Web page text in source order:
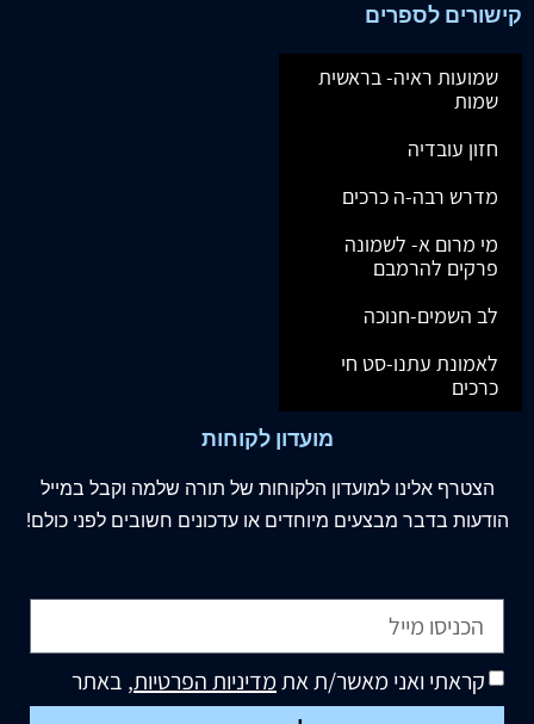
קישורים לספרים
שמועות ראיה- בראשית
שמות
חזון עובדיה
מדרש רבה-ה כרכים
מי מרום א- לשמונה
פרקים להרמבם
לב השמים-חנוכה
לאמונת עתנו-סט חי
כרכים
מועדון לקוחות
הצטרף אלינו למועדון הלקוחות של תורה שלמה וקבל במייל
הודעות בדבר מבצעים מיוחדים או עדכונים חשובים לפני כולם!
קראתי ואני מאשר/ת אתמדיניות הפרטיות, באתר